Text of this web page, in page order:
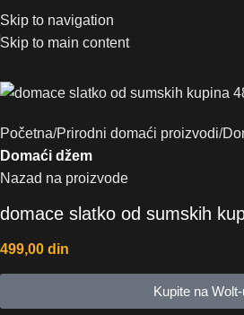
Skip to navigation
Skip to main content
Početna Prirodni domaći proizvodi
Domaći džem
Nazad na proizvode
domace slatko od sumskih
499,00 din
Kupite na